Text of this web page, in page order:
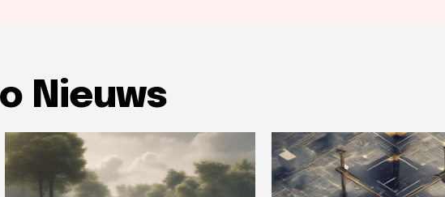
Nieuws